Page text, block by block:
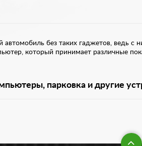
без таких гаджетов, ведь
который принимает различные
парковка и другие
любого автомобиля. Так,
возникновении ДТП и спорных